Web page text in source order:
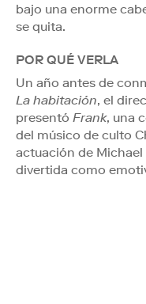
bajo una enorme
se quita.
POR QUÉ VERLA
Un año antes de
La habitación, el
presentó Frank, una
del músico de culto
actuación de Michael
divertida como